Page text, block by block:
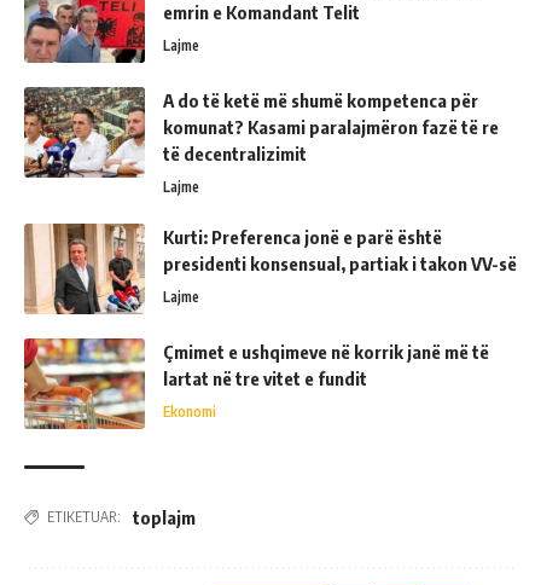
emrin e Komandant Telit
Lajme
A do të ketë më shumë kompetenca për
komunat? Kasami paralajmëron fazë të re
të decentralizimit
Lajme
Kurti: Preferenca jonë e parë është
presidenti konsensual, partiak i takon VV-së
Lajme
Çmimet e ushqimeve në korrik janë më të
lartat në tre vitet e fundit
Ekonomi
ETIKETUAR: toplajm